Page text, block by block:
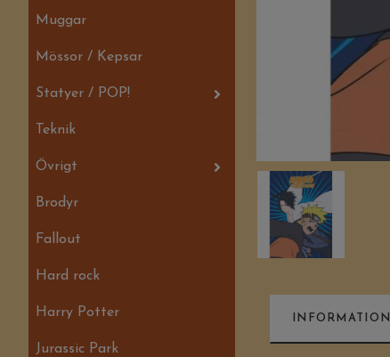
Muggar
Mössor / Kepsar
Statyer / POP!
Teknik
Övrigt
Brodyr
Fallout
Hard rock
Harry Potter
Jurassic Park
INFORMATION